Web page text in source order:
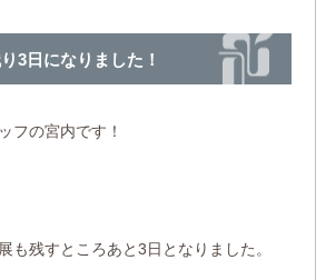
3日になりました！
フの宮内です！
も残すところあと3日となりました。